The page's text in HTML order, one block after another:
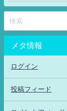
メタ情報
ログイン
投稿フィード